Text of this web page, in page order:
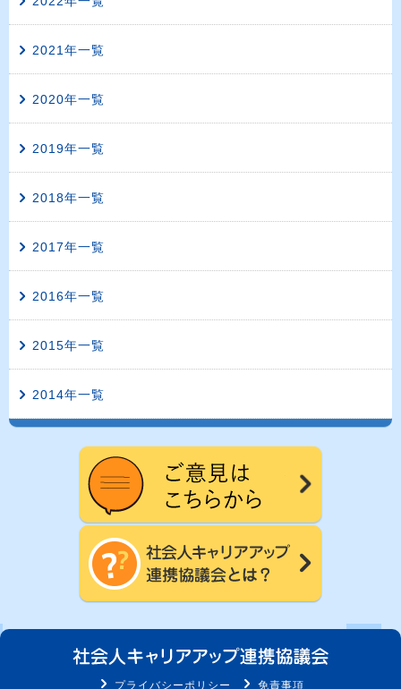
2021年一覧
2020年一覧
2019年一覧
2018年一覧
2017年一覧
2016年一覧
2015年一覧
2014年一覧
プライバシーポリシー 免責事項